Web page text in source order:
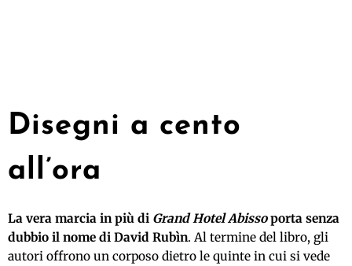
Disegni a cento
all’ora
La vera marcia in più di Grand Hotel Abissoporta senza
dubbio il nome di David Rubìn. Al termine del libro, gli
autori offrono un corposo dietro le quinte in cui si vede